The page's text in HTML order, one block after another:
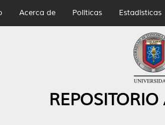
Acerca de Políticas Estadísticas